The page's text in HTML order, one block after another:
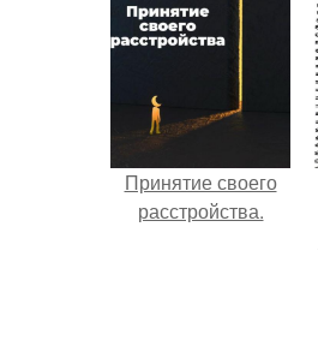
Принятие своего
расстройства.